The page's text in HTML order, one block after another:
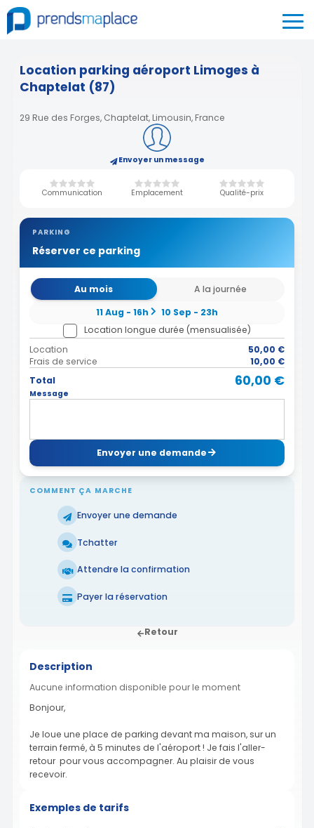
Location parking aéroport Limoges à
Chaptelat (87)
29 Rue des Forges, Chaptelat, Limousin, France
Envoyer un message
Communication Emplacement Qualité-prix
PARKING
Réserver ce parking
Au mois
A la journée
11 Aug - 16h
10 Sep - 23h
Location longue durée (mensualisée)
Location
50,00 €
Frais de service
10,00 €
Total
60,00 €
Message
Envoyer une demande
COMMENT ÇA MARCHE
Envoyer une demande
Tchatter
Attendre la confirmation
Payer la réservation
Retour
Description
Aucune information disponible pour le moment
Bonjour,
Je loue une place de parking devant ma maison, sur un
terrain fermé, à 5 minutes de l'aéroport ! Je fais l'aller-
retour pour vous accompagner. Au plaisir de vous
recevoir.
Exemples de tarifs